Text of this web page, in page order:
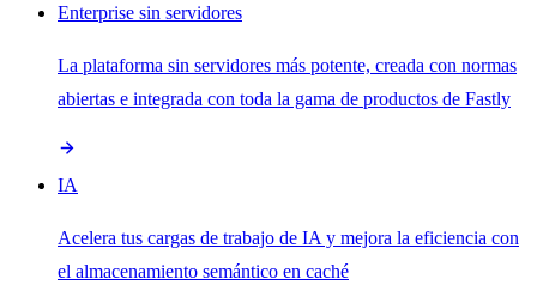
Enterprise sin servidores
La plataforma sin servidores más potente, creada con normas
abiertas e integrada con toda la gama de productos de Fastly
IA
Acelera tus cargas de trabajo de IA y mejora la eficiencia con
el almacenamiento semántico en caché